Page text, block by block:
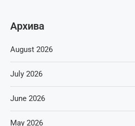
Архива
August 2026
July 2026
June 2026
May 2026